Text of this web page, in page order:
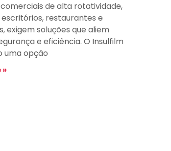
de alta rotatividade,
restaurantes e
exigem soluções que aliem
e eficiência. O Insulfilm
uma opção